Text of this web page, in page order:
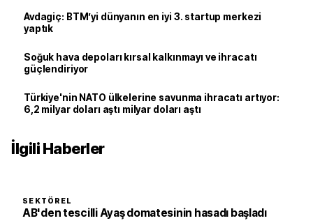
Avdagiç: BTM’yi dünyanın en iyi 3. startup merkezi
yaptık
Soğuk hava depoları kırsal kalkınmayı ve ihracatı
güçlendiriyor
Türkiye'nin NATO ülkelerine savunma ihracatı artıyor:
6,2 milyar doları aştı milyar doları aştı
İlgili Haberler
SEKTÖREL
AB'den tescilli Ayaş domatesinin hasadı başladı